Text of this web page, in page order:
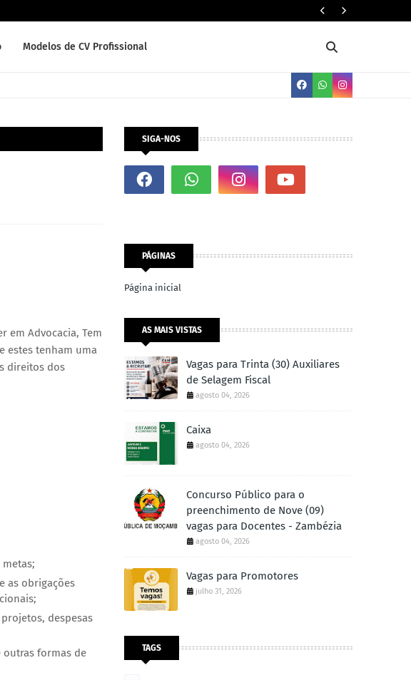
Modelos de CV Profissional
em Advocacia, Tem
estes tenham uma
direitos dos
as obrigações
despesas
outras formas de
SIGA-NOS
PÁGINAS
Página inicial
AS MAIS VISTAS
Vagas para Trinta (30) Auxiliares
de Selagem Fiscal
agosto 04, 2026
Caixa
agosto 04, 2026
Concurso Público para o
preenchimento de Nove (09)
vagas para Docentes - Zambézia
agosto 04, 2026
Vagas para Promotores
julho 31, 2026
TAGS